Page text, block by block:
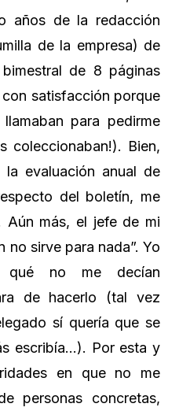
años de la redacción
de la empresa) de
de 8 páginas
satisfacción porque
para pedirme
coleccionaban!). Bien,
evaluación anual de
del boletín, me
Aún más, el jefe de mi
no sirve para nada”. Yo
qué no me decían
de hacerlo (tal vez
sí quería que se
escribía…). Por esta y
en que no me
personas concretas,